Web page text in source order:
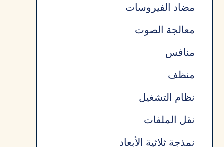
مضاد الفيروسات
معالجة الصوت
منافس
منظف
نظام التشغيل
نقل الملفات
نمذجة ثلاثية الأبعاد